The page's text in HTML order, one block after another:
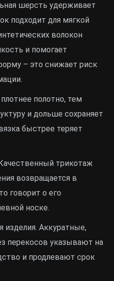
шерсть удерживает
подходит для мягкой
волокон
и помогает
– это снижает риск
полотно, тем
и дольше сохраняет
быстрее теряет
трикотаж
возвращается в
говорит о его
носке.
изделия. Аккуратные,
перекосов указывают на
и продлевают срок